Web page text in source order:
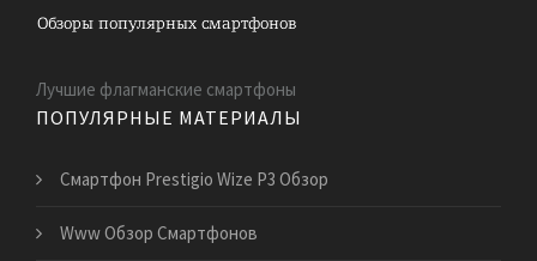
Лучшие флагманские смартфоны
ПОПУЛЯРНЫЕ МАТЕРИАЛЫ
Смартфон Prestigio Wize P3 Обзор
Www Обзор Смартфонов